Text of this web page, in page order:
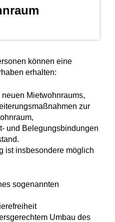
können eine
erhalten:
Mietwohnraums,
zur
und Belegungsbindungen
ist insbesondere möglich
sogenannten
Umbau des